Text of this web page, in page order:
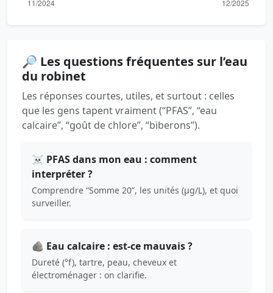
🔎 Les questions fréquentes sur l’eau
du robinet
Les réponses courtes, utiles, et surtout : celles
que les gens tapent vraiment (“PFAS”, “eau
calcaire”, “goût de chlore”, “biberons”).
☠️ PFAS dans mon eau : comment
interpréter ?
Comprendre “Somme 20”, les unités (µg/L), et quoi
surveiller.
🪨 Eau calcaire : est-ce mauvais ?
Dureté (°f), tartre, peau, cheveux et
électroménager : on clarifie.